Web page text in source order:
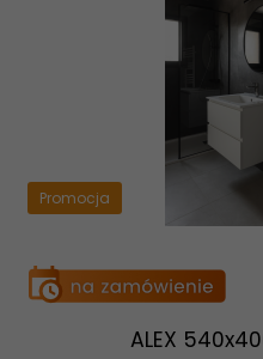
Promocja
ALEX